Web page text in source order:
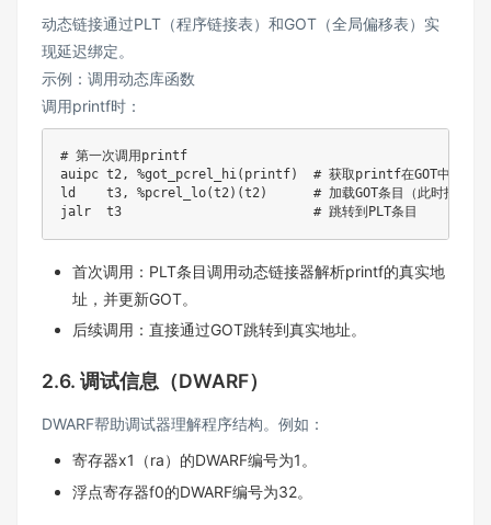
动态链接通过PLT（程序链接表）和GOT（全局偏移表）实
现延迟绑定。
示例：调用动态库函数
调用printf时：
# 第一次调用printf
auipc t2 , %got_pcrel_hi ( printf)
  # 获取printf在GOT中的地址
ld    t3 , %pcrel_lo(t2 ) (t2 )
# 加载GOT条目（此时指向
首次调用：PLT条目调用动态链接器解析printf的真实地
址，并更新GOT。
后续调用：直接通过GOT跳转到真实地址。
2.6. 调试信息（DWARF）
DWARF帮助调试器理解程序结构。例如：
寄存器x1（ra）的DWARF编号为1。
浮点寄存器f0的DWARF编号为32。